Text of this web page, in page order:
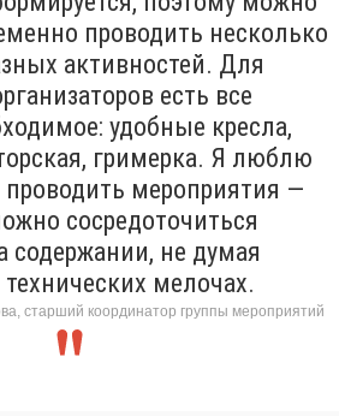
проводить несколько
активностей. Для
есть все
удобные кресла,
гримерка. Я люблю
проводить мероприятия —
сосредоточиться
содержании, не думая
технических мелочах.
старший координатор группы мероприятий